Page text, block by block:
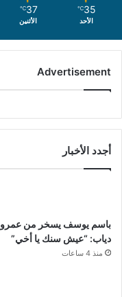
35
℃
الأحد
37
℃
الأثنين
Advertisement
أجدد الأخبار
باسم يوسف يسخر من عمرو
دياب: “عيش سنك يا أخي”
منذ 4 ساعات